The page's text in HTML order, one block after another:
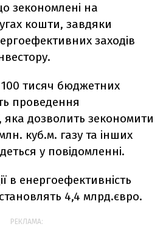
зекономлені на
кошти, завдяки
заходів
тисяч бюджетних
проведення
яка дозволить зекономити
куб.м. газу та інших
у повідомленні.
в енергоефективність
4,4 млрд.євро.
РЕКЛАМА: